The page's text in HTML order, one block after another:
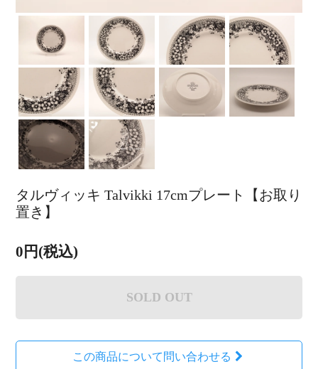
タルヴィッキ Talvikki 17cmプレート【お取り
置き】
0円(税込)
SOLD OUT
この商品について問い合わせる